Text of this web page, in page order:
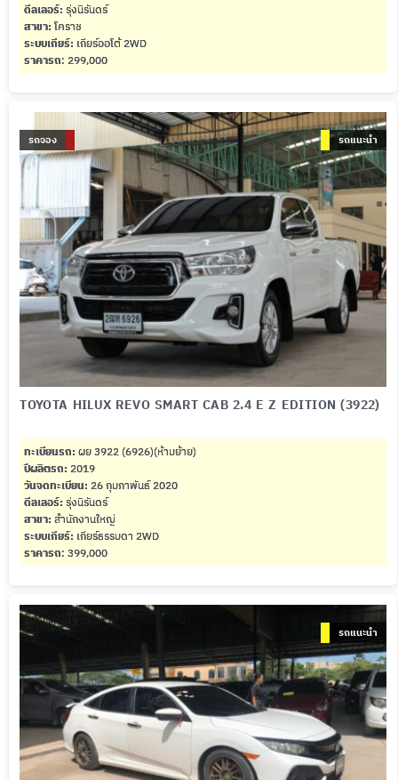
ดีลเลอร์: รุ่งนิรันดร์
สาขา: โคราช
ระบบเกียร์: เกียร์ออโต้ 2WD
ราคารถ: 299,000
รถแนะนำ
รถจอง
TOYOTA HILUX REVO SMART CAB 2.4 E Z EDITION (3922)
ทะเบียนรถ: ผย 3922 (6926)(ห้ามย้าย)
ปีผลิตรถ: 2019
วันจดทะเบียน: 26 กุมภาพันธ์ 2020
ดีลเลอร์: รุ่งนิรันดร์
สาขา: สำนักงานใหญ่
ระบบเกียร์: เกียร์ธรรมดา 2WD
ราคารถ: 399,000
รถแนะนำ